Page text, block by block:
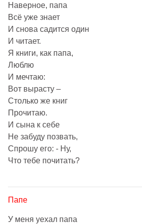
Наверное, папа
Всё уже знает
И снова садится один
И читает.
Я книги, как папа,
Люблю
И мечтаю:
Вот вырасту –
Столько же книг
Прочитаю.
И сына к себе
Не забуду позвать,
Спрошу его: - Ну,
Что тебе почитать?
Папе
У меня уехал папа